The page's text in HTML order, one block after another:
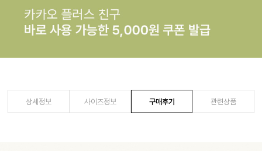
상세정보 사이즈정보 구매후기 관련상품